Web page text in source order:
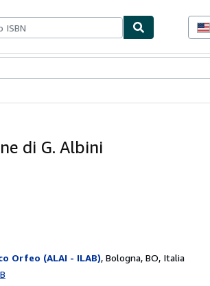
di G. Albini
Orfeo (ALAI - ILAB), Bologna, BO, Italia